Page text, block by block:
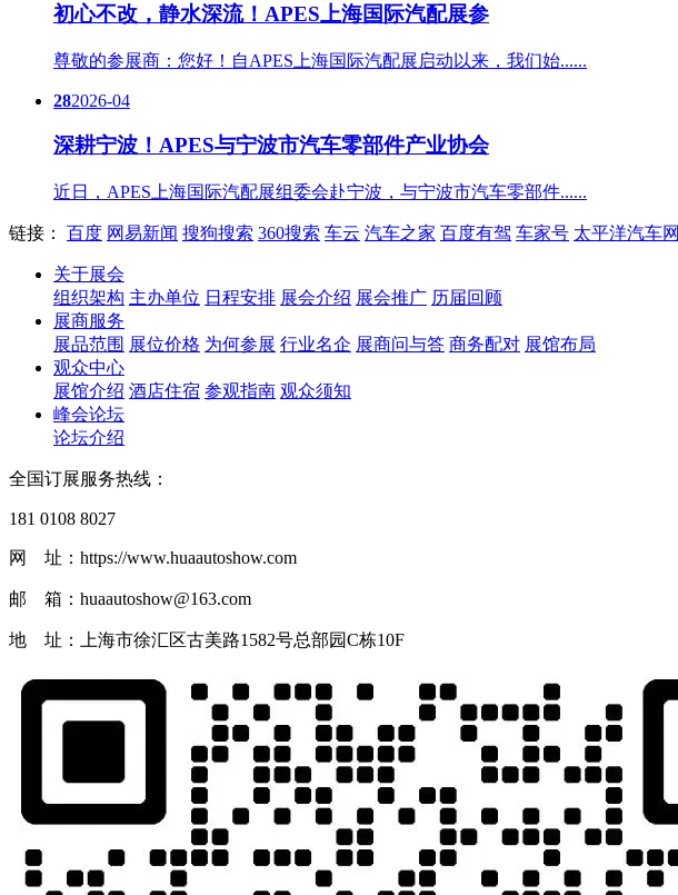
初心不改，静水深流！APES上海国际汽配展参
尊敬的参展商：您好！自APES上海国际汽配展启动以来，我们始......
282026-04
深耕宁波！APES与宁波市汽车零部件产业协会
近日，APES上海国际汽配展组委会赴宁波，与宁波市汽车零部件......
链接： 百度 网易新闻 搜狗搜索 360搜索 车云 汽车之家 百度有驾 车家号 太平洋汽车网
关于展会
组织架构 主办单位 日程安排 展会介绍 展会推广 历届回顾
展商服务
展品范围 展位价格 为何参展 行业名企 展商问与答 商务配对 展馆布局
观众中心
展馆介绍 酒店住宿 参观指南 观众须知
峰会论坛
论坛介绍
全国订展服务热线：
181 0108 8027
网 址：https://www.huaautoshow.com
邮 箱：huaautoshow@163.com
地 址：上海市徐汇区古美路1582号总部园C栋10F